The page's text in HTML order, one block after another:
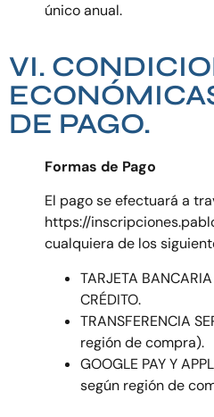
único anual.
VI.
DE PAGO.
Formas de Pago
El pago se efectuará a
https://
cualquiera de los
TARJETA
CRÉDITO.
TRANSFERENCIA
región de compra).
GOOGLE PAY Y
según región de